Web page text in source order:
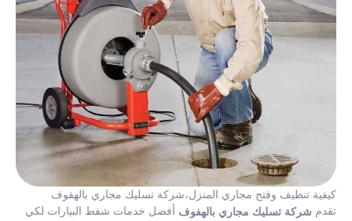
كيفية تنظيف وفتح مجاري المنزل،شركة تسليك مجاري بالهفوف
تقدم شركة تسليك مجاري بالهفوف أفضل خدمات شفط البيارات لكي